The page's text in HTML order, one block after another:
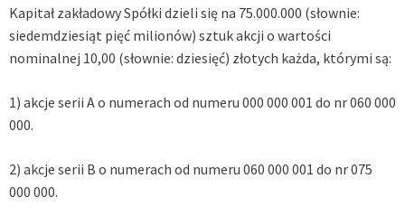
Kapitał zakładowy Spółki dzieli się na 75.000.000 (słownie:
siedemdziesiąt pięć milionów) sztuk akcji o wartości
nominalnej 10,00 (słownie: dziesięć) złotych każda, którymi są:
1) akcje serii A o numerach od numeru 000 000 001 do nr 060 000
000.
2) akcje serii B o numerach od numeru 060 000 001 do nr 075
000 000.